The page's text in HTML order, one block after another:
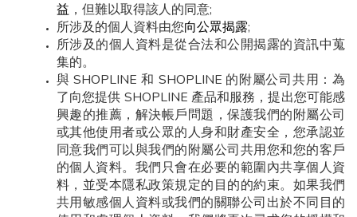
益 ，但難以取得該人的同意;
所涉及的個人資料由您向公眾揭露;
所涉及的個人資料是從合法和公開揭露的資訊中蒐
集的。
與 SHOPLINE 和 SHOPLINE 的附屬公司共用：為
了向您提供 SHOPLINE 產品和服務，提出您可能感
興趣的推薦，解決帳戶問題，保護我們的附屬公司
或其他使用者或公眾的人身和財產安全，您承認並
同意我們可以與我們的附屬公司共用您和您的客戶
的個人資料。我們只會在必要的範圍內共享個人資
料，並受本隱私政策規定的目的的約束。如果我們
共用敏感個人資料或我們的關聯公司出於不同目的